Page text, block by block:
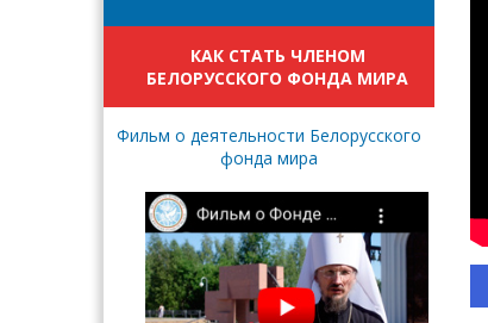
КАК СТАТЬ ЧЛЕНОМ
БЕЛОРУССКОГО ФОНДА МИРА
Фильм о деятельности Белорусского
фонда мира